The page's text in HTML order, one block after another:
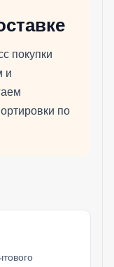
покупки
и
по